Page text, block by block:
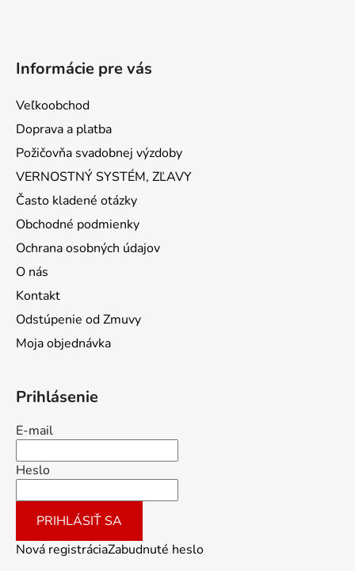
Informácie pre vás
Veľkoobchod
Doprava a platba
Požičovňa svadobnej výzdoby
VERNOSTNÝ SYSTÉM, ZĽAVY
Často kladené otázky
Obchodné podmienky
Ochrana osobných údajov
O nás
Kontakt
Odstúpenie od Zmuvy
Moja objednávka
Prihlásenie
E-mail
Heslo
PRIHLÁSIŤ SA
Nová registráciaZabudnuté heslo